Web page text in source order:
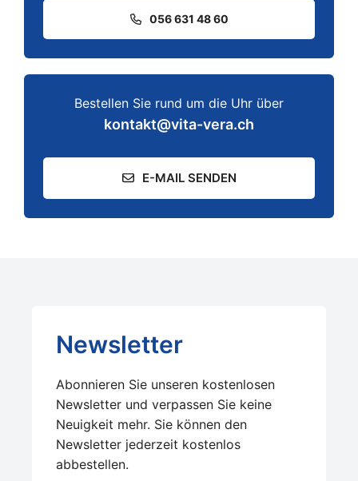
056 631 48 60
Bestellen Sie rund um die Uhr über
kontakt@vita-vera.ch
E-MAIL SENDEN
Newsletter
Abonnieren Sie unseren kostenlosen
Newsletter und verpassen Sie keine
Neuigkeit mehr. Sie können den
Newsletter jederzeit kostenlos
abbestellen.